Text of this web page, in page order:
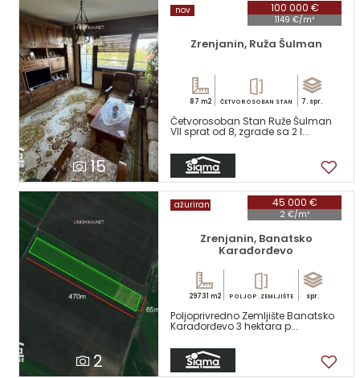
15
100 000 €
1149 €/m²
nov
Zrenjanin, Ruža Šulman
87 m2 ČETVOROSOBAN STAN 7. spr.
Četvorosoban Stan Ruže Šulman
VII sprat od 8, zgrade sa 2 l...
2
45 000 €
2 €/m²
ažuriran
Zrenjanin, Banatsko
Karađorđevo
29731 m2 POLJOP. ZEMLJIŠTE spr.
Poljoprivredno Zemljište Banatsko
Karađorđevo 3 hektara p...